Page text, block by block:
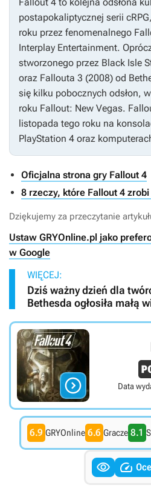
postapokaliptycznej serii
roku przez fenomenalnego
Interplay Entertainment.
stworzonego przez Black Isle
oraz Fallouta 3 (2008) od
się kilku pobocznych odsłon,
roku Fallout: New Vegas.
listopada tego roku na
PlayStation 4 oraz
Oficjalna strona gry Fallout 4
8 rzeczy, które Fallout 4
Dziękujemy za przeczytanie
Ustaw GRYOnline.pl jako
w Google
WIĘCEJ:
Dziś ważny dzień dla
Bethesda ogłosiła małą
 Data
6.9 GRYOnline 6.6 Gracze 8.1
 